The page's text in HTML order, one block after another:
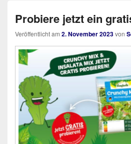
Probiere jetzt ein
Veröffentlicht am 2. November 2023von